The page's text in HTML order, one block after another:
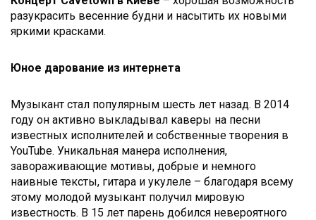
разукрасить весенние будни и насытить их новыми
яркими красками.
Юное дарование из интернета
Музыкант стал популярным шесть лет назад. В 2014
году он активно выкладывал каверы на песни
известных исполнителей и собственные творения в
YouTube. Уникальная манера исполнения,
завораживающие мотивы, добрые и немного
наивные тексты, гитара и укулеле – благодаря всему
этому молодой музыкант получил мировую
известность. В 15 лет парень добился невероятного